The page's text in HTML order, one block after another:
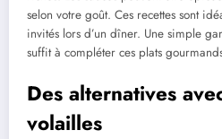
selon votre goût. Ces recettes sont
invités lors d’un dîner. Une simple
suffit à compléter ces plats
Des alternatives
volailles